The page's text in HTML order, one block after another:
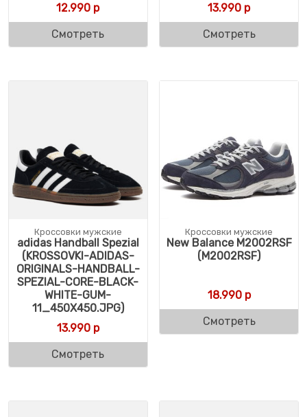
12.990 р
Смотреть
13.990 р
Смотреть
Кроссовки мужские
adidas Handball Spezial
(KROSSOVKI-ADIDAS-
ORIGINALS-HANDBALL-
SPEZIAL-CORE-BLACK-
WHITE-GUM-
11_450X450.JPG)
13.990р
Смотреть
Кроссовки мужские
New Balance M2002RSF
(M2002RSF)
18.990р
Смотреть